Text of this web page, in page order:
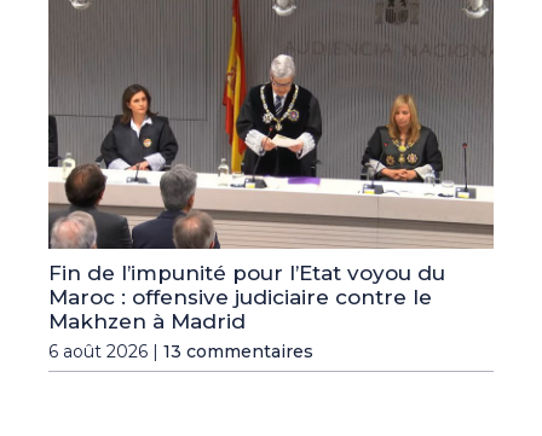
Fin de l’impunité pour l’Etat voyou du
Maroc : offensive judiciaire contre le
Makhzen à Madrid
6 août 2026 | 13 commentaires